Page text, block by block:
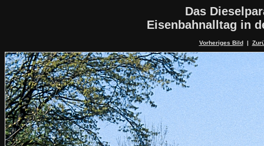
Das
Eisenbahnalltag in
Vorheriges Bild